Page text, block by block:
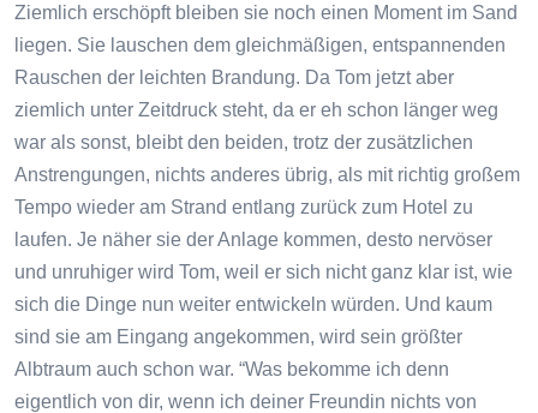
Ziemlich erschöpft bleiben sie noch einen Moment im Sand
liegen. Sie lauschen dem gleichmäßigen, entspannenden
Rauschen der leichten Brandung. Da Tom jetzt aber
ziemlich unter Zeitdruck steht, da er eh schon länger weg
war als sonst, bleibt den beiden, trotz der zusätzlichen
Anstrengungen, nichts anderes übrig, als mit richtig großem
Tempo wieder am Strand entlang zurück zum Hotel zu
laufen. Je näher sie der Anlage kommen, desto nervöser
und unruhiger wird Tom, weil er sich nicht ganz klar ist, wie
sich die Dinge nun weiter entwickeln würden. Und kaum
sind sie am Eingang angekommen, wird sein größter
Albtraum auch schon war. “Was bekomme ich denn
eigentlich von dir, wenn ich deiner Freundin nichts von